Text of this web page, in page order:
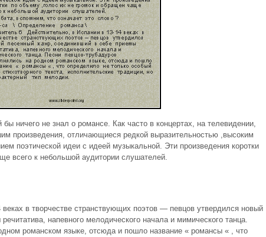
бы ничего не знал о романсе. Как часто в концертах, на телевидении,
произведения, отличающиеся редкой выразительностью ,высоким
поэтической идеи с идеей музыкальной. Эти произведения коротки
всего к небольшой аудитории слушателей.
в творчестве странствующих поэтов — певцов утвердился новый
напевного мелодического начала и мимического танца.
романском языке, отсюда и пошло название « романсы « , что